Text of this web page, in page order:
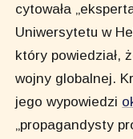
cytowała
Uniwersytetu w
który powiedział,
wojny globalnej.
jego wypowiedzi
„propagandysty